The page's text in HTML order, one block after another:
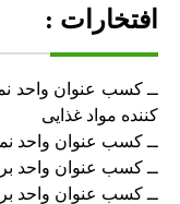
افتخارات :
کننده مواد غذایی
ــ کسب عنوان واحد نمونه استاندارد استان
ــ کسب عنوان واحد برتر صنایع غذایی استان